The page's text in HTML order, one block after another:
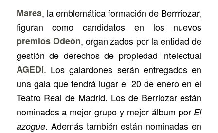
Marea, la emblemática formación de Berrriozar,
figuran
como candidatos en los nuevos
premios Odeón, organizados por la entidad de
gestión de derechos de propiedad intelectual
AGEDI. Los galardones serán entregados en
una gala que tendrá lugar el 20 de enero en el
Teatro Real de Madrid. Los de Berriozar están
nominados a mejor grupo y mejor álbum porEl
azogue. Además también están nominadas en